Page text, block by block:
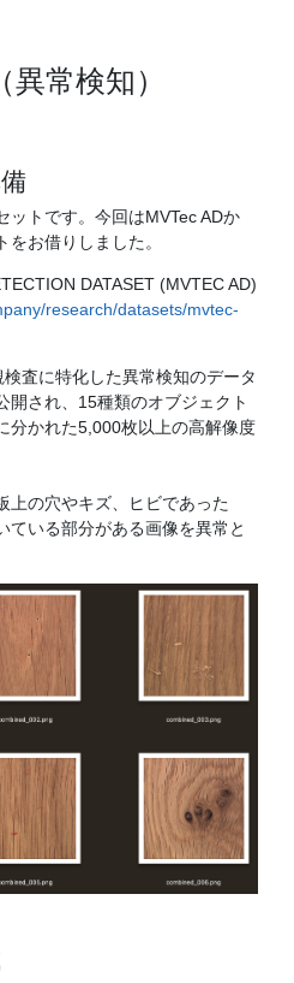
常検知）
ットです。今回はMVTec ADか
お借りしました。
DATASET (MVTEC AD)
research/datasets/mvtec-
査に特化した異常検知のデータ
開され、15種類のオブジェクト
分かれた5,000枚以上の高解像度
上の穴やキズ、ヒビであった
ている部分がある画像を異常と